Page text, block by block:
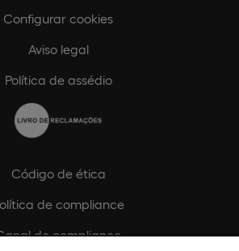
Configurar cookies
Aviso legal
Política de assédio
Código de ética
de compliance
de compliance